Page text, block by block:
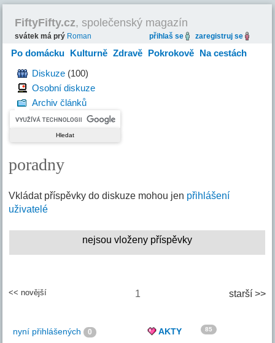
FiftyFifty.cz, společenský magazín
svátek má prý Roman přihlaš se zaregistruj se
Po domácku Kulturně Zdravě Pokrokově Na cestách
HravěDiskuze (100)
Osobní diskuze
Archiv článků
poradny
Vkládat příspěvky do diskuze mohou jen přihlášení
uživatelé
nejsou vloženy příspěvky
starší >>
<< novější 1
nyní přihlášených 0 AKTY 85